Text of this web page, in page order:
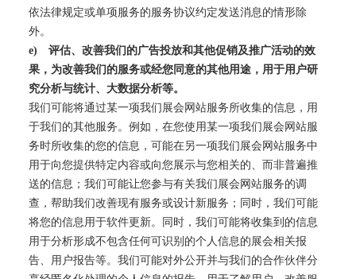
依法律规定或单项服务的服务协议约定发送消息的情形除
外。
e)
评估、改善我们的广告投放和其他促销及推广活动的效
果，为改善我们的服务或经您同意的其他用途，用于用户研
究分析与统计、大数据分析等。
我们可能将通过某一项我们展会网站服务所收集的信息，用
于我们的其他服务。例如，在您使用某一项我们展会网站服
务时所收集的您的信息，可能在另一项我们展会网站服务中
用于向您提供特定内容或向您展示与您相关的、而非普遍推
送的信息；我们可能让您参与有关我们展会网站服务的调
查，帮助我们改善现有服务或设计新服务；同时，我们可能
将您的信息用于软件更新。同时，我们可能将收集到的信息
用于分析形成不包含任何可识别的个人信息的展会相关报
告、用户报告等。我们可能对外公开并与我们的合作伙伴分